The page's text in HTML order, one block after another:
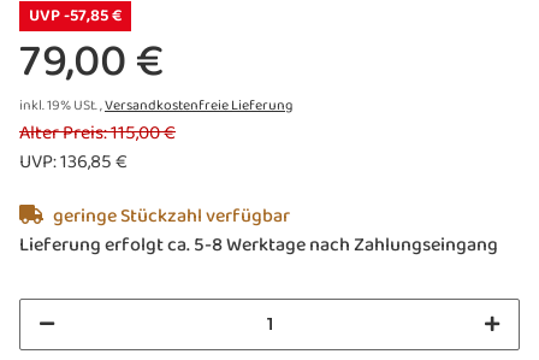
UVP -57,85 €
79,00 €
inkl. 19% USt. ,Versandkostenfreie Lieferung
Alter Preis: 115,00 €
UVP:136,85 €
geringe Stückzahl verfügbar
Lieferung erfolgt ca. 5-8 Werktage nach Zahlungseingang